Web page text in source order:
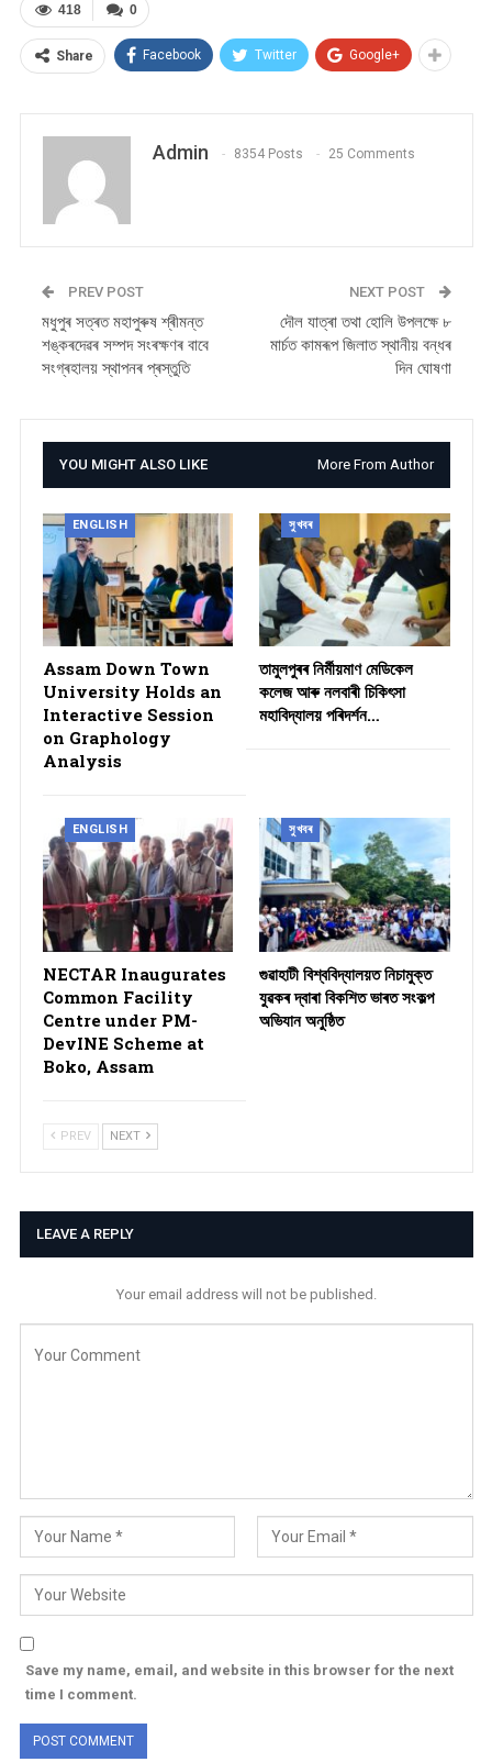
0
418
Share Facebook Twitter Google+
Admin 8354 Posts 25 Comments
PREV POST
মধুপুৰ সত্ৰত মহাপুৰুষ শ্ৰীমন্ত
শঙ্কৰদেৱৰ সম্পদ সংৰক্ষণৰ বাবে
সংগ্ৰহালয় স্থাপনৰ প্ৰস্তুতি
NEXT POST
দৌল যাত্ৰা তথা হোলি উপলক্ষে ৮
মাৰ্চত কামৰূপ জিলাত স্থানীয় বন্ধৰ
দিন ঘোষণা
YOU MIGHT ALSO LIKE More From Author
ENGLISH
Assam Down Town
University Holds an
Interactive Session
on Graphology
Analysis
সুখবৰ
তামুলপুৰৰ নিৰ্মীয়মাণ মেডিকেল
কলেজ আৰু নলবাৰী চিকিৎসা
মহাবিদ্যালয় পৰিদৰ্শন…
ENGLISH
NECTAR Inaugurates
Common Facility
Centre under PM-
DevINE Scheme at
Boko, Assam
সুখবৰ
গুৱাহাটী বিশ্ববিদ্যালয়ত নিচামুক্ত
যুৱকৰ দ্বাৰা বিকশিত ভাৰত সংকল্প
অভিযান অনুষ্ঠিত
PREV NEXT
LEAVE A REPLY
Your email address will not be published.
Save my name, email, and website in this browser for the next
time I comment.